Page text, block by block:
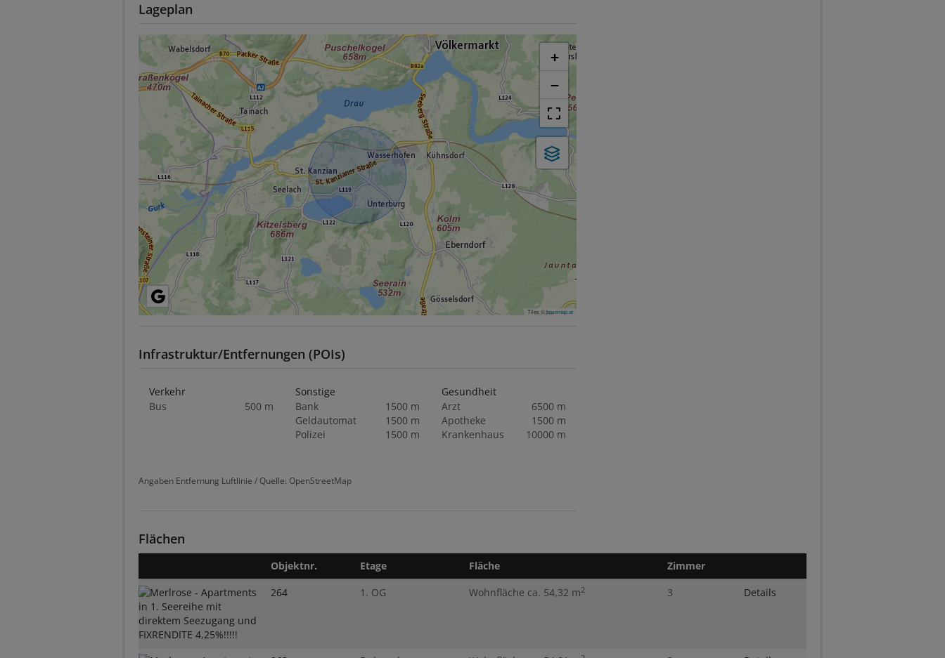
Lageplan
+
−
Tiles ©basemap.at
Infrastruktur/Entfernungen (POIs)
Verkehr
Bus
500 m
Sonstige
Bank
1500 m
Geldautomat
1500 m
Polizei
1500 m
Gesundheit
Arzt
6500 m
Apotheke
1500 m
Krankenhaus
10000 m
Angaben Entfernung Luftlinie / Quelle: OpenStreetMap
Flächen
Objektnr. Etage Fläche
Zimmer
264
1. OG Wohnfläche ca. 54,32 m2 3 Details